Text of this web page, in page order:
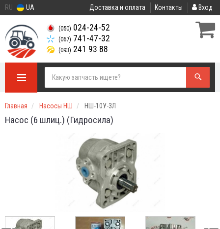
RU UA Доставка и оплата Контакты Вход
(050) 024-24-52
(067) 741-47-32
(093) 241 93 88
Главная Насосы НШ НШ-10У-3Л
Насос (6 шлиц.) (Гидросила)